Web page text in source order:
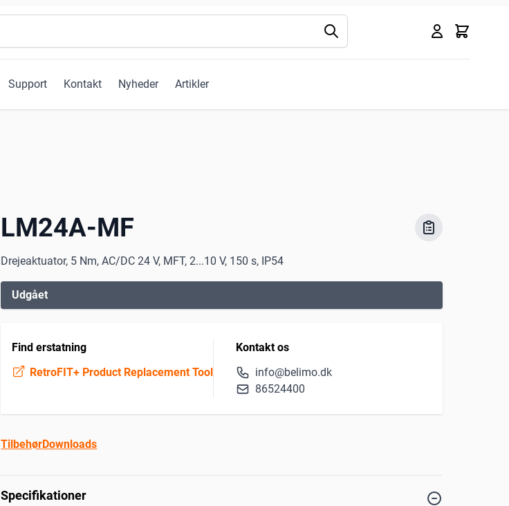
Support Kontakt Nyheder Artikler
Kurv
LM24A-MF
Drejeaktuator, 5 Nm, AC/DC 24 V, MFT, 2...10 V, 150 s, IP54
Udgået
Find erstatning
RetroFIT+ Product Replacement Tool
Kontakt os
info@belimo.dk
86524400
TilbehørDownloads
Specifikationer